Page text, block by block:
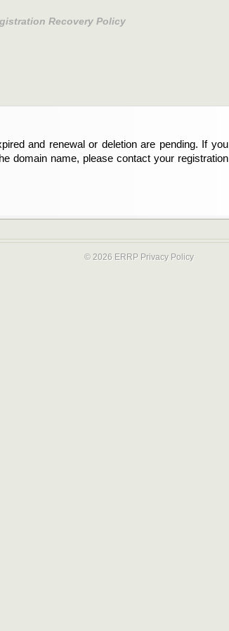
Recovery Policy
and renewal or deletion are pending. If you
domain name, please contact your registration
und die Verlängerung oder Löschung der
sind und die Domainregistrierung
Ihren Service-Provider.
© 2026 ERRP Privacy Policy